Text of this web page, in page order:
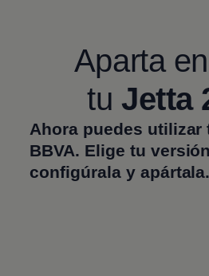
Aparta
tuJetta
Ahora puedes utilizar
BBVA. Elige tu
configúrala y apártala.